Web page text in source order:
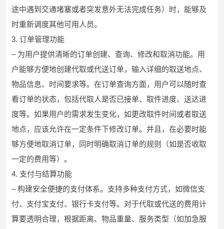
途中遇到交通堵塞或者突发意外无法完成任务）时，能够及
时重新调度其他可用人员。
3. 订单管理功能
– 为用户提供清晰的订单创建、查询、修改和取消功能。用
户能够方便地创建代取或代送订单，输入详细的取送地点、
物品信息、时间要求等。在订单查询方面，用户可以随时查
看订单的状态，包括代取人是否已接单、取件进度、送达进
度等。如果用户的需求发生变化，如更改取件时间或者取送
地点，应该允许在一定条件下修改订单。并且，在必要时能
够方便地取消订单，同时明确取消订单的规则（如是否收取
一定的费用等）。
4. 支付与结算功能
– 构建安全便捷的支付体系。支持多种支付方式，如微信支
付、支付宝支付、银行卡支付等。对于代取或代送的费用计
算要透明合理，根据距离、物品重量、服务类型（如加急服